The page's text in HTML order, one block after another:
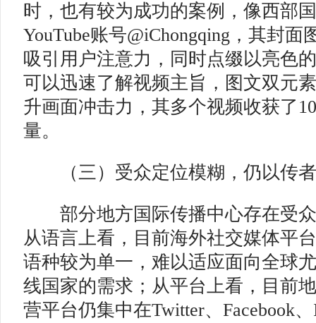
时，也有较为成功的案例，像西部
YouTube账号@iChongqing，其封
吸引用户注意力，同时点缀以亮色
可以迅速了解视频主旨，图文双元
升画面冲击力，其多个视频收获了
量。
（三）受众定位模糊，仍以传
部分地方国际传播中心存在受众
从语言上看，目前海外社交媒体平
语种较为单一，难以适应面向全球
线国家的需求；从平台上看，目前
营平台仍集中在Twitter、Facebook